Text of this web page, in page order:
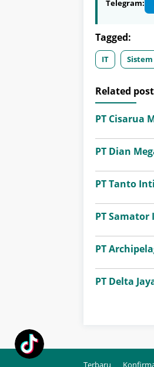
Telegram:
Tagged:
IT
Related
PT Cisarua
PT Dian
PT Tanto
PT Samator
PT
PT Delta
Terbaru